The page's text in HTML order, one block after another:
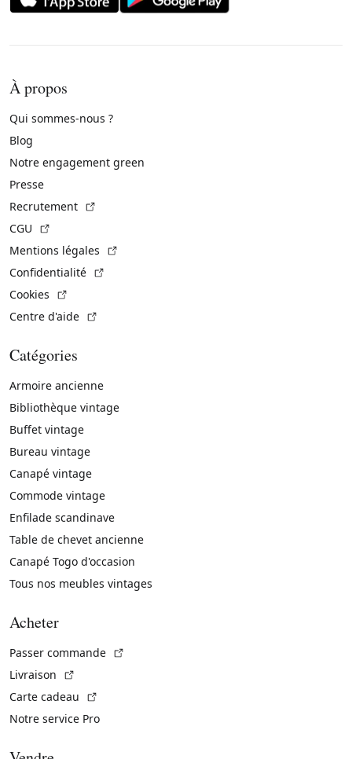
À propos
Qui sommes-nous ?
Blog
Notre engagement green
Presse
Recrutement
CGU
Mentions légales
Confidentialité
Cookies
Centre d'aide
Catégories
Armoire ancienne
Bibliothèque vintage
Buffet vintage
Bureau vintage
Canapé vintage
Commode vintage
Enfilade scandinave
Table de chevet ancienne
Canapé Togo d'occasion
Tous nos meubles vintages
Acheter
Passer commande
Livraison
Carte cadeau
Notre service Pro